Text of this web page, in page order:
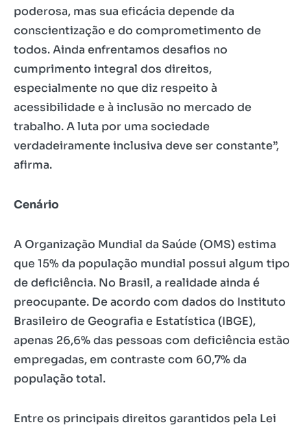
poderosa, mas sua eficácia depende da
conscientização e do comprometimento de
todos. Ainda enfrentamos desafios no
cumprimento integral dos direitos,
especialmente no que diz respeito à
acessibilidade e à inclusão no mercado de
trabalho. A luta por uma sociedade
verdadeiramente inclusiva deve ser constante”,
afirma.
Cenário
A Organização Mundial da Saúde (OMS) estima
que 15% da população mundial possui algum tipo
de deficiência. No Brasil, a realidade ainda é
preocupante. De acordo com dados do Instituto
Brasileiro de Geografia e Estatística (IBGE),
apenas 26,6% das pessoas com deficiência estão
empregadas, em contraste com 60,7% da
população total.
Entre os principais direitos garantidos pela Lei